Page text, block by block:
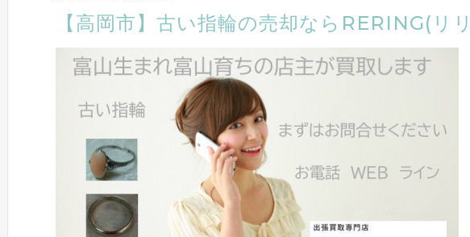
【高岡市】古い指輪の売却ならRERING(リ